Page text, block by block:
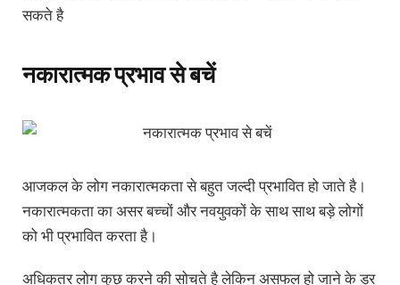
सकते है
नकारात्मक प्रभाव से बचें
आजकल के लोग नकारात्मकता से बहुत जल्दी प्रभावित हो जाते है।
नकारात्मकता का असर बच्चों और नवयुवकों के साथ साथ बड़े लोगों
को भी प्रभावित करता है।
अधिकतर लोग कुछ करने की सोचते है लेकिन असफल हो जाने के डर